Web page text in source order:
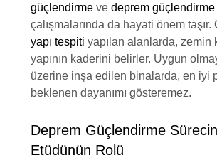
güçlendirmeve deprem güçlendirme
çalışmalarında da hayati önem
yapı tespiti yapılan alanlarda, zemin
yapının kaderini belirler. Uygun
üzerine inşa edilen binalarda, en iyi
beklenen dayanımı gösteremez.
Deprem Güçlendirme
Etüdünün Rolü